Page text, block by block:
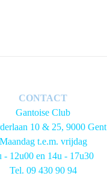
CONTACT
Gantoise Club
10 & 25, 9000 Gent
Maandag t.e.m. vrijdag
- 12u00 en 14u - 17u30
Tel. 09 430 90 94